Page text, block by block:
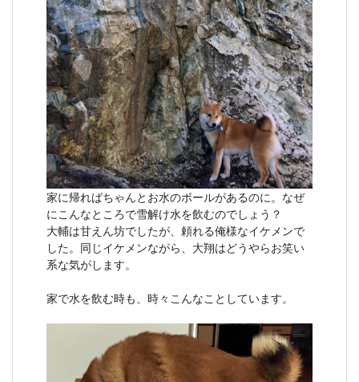
家に帰ればちゃんとお水のボールがあるのに。なぜ
にこんなところで雪解け水を飲むのでしょう？
大輔は甘えん坊でしたが、頼れる俺様なイケメンで
した。同じイケメンながら、大翔はどうやらお笑い
系な気がします。
家で水を飲む時も、時々こんなことしています。